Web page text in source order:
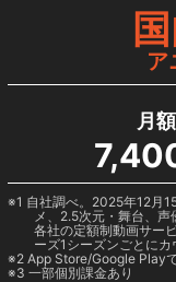
ア
月額
1 自社調べ。2025年12月
メ、2.5次元・舞台、声
各社の定額制動画サー
ーズ1シーズンごとにカ
2 App Store/Google Play
3 一部個別課金あり